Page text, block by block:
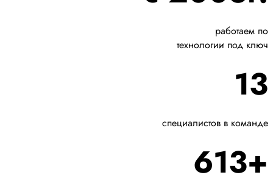
работаем по
технологии под ключ
13
специалистов в команде
613+